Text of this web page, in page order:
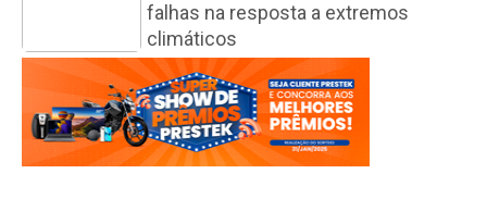
falhas na resposta a extremos
climáticos